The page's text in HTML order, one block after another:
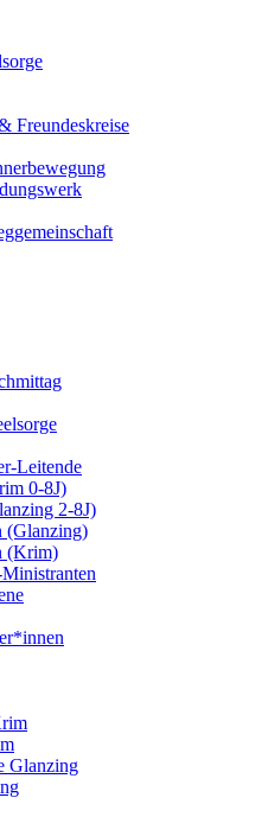
Freundeskreise
Leitende
0-8J)
2-8J)
(Glanzing)
(Krim)
Glanzing